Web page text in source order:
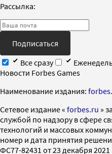
Рассылка:
Подписаться
Все сразу
Новости Forbes Games
Наименование издания:
Cетевое издание « forbes.ru »
службой по надзору в сфере
технологий и массовых
номер и дата принятия
ФС77-82431 от 23 декабря 2021